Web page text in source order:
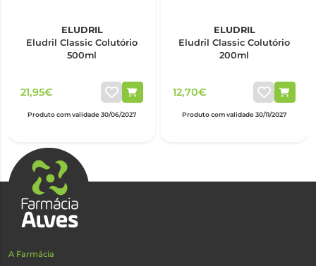
ELUDRIL
Eludril Classic Colutório
500ml
21,95€
Produto com validade 30/06/2027
ELUDRIL
Eludril Classic Colutório
200ml
12,70€
Produto com validade 30/11/2027
A Farmácia